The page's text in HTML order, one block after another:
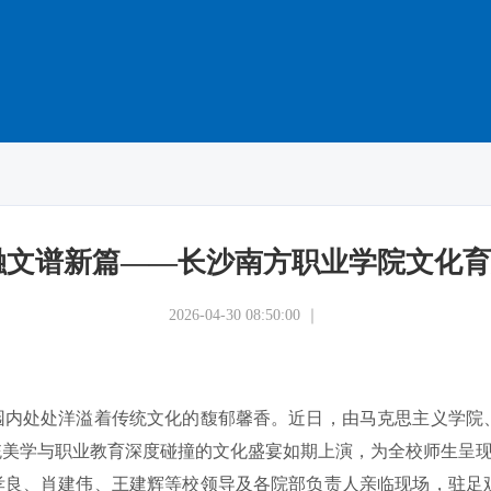
文谱新篇——长沙南方职业学院文化
2026-04-30 08:50:00 ｜
处处洋溢着传统文化的馥郁馨香。近日，由马克思主义学
学与职业教育深度碰撞的文化盛宴如期上演，为全校师生呈
、肖建伟、王建辉等校领导及各院部负责人亲临现场，驻